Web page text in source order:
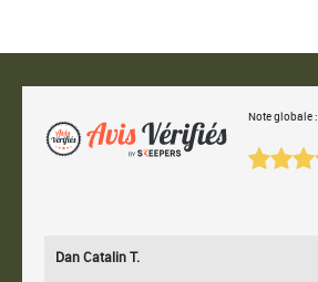
Note globale :
Dan Catalin T.